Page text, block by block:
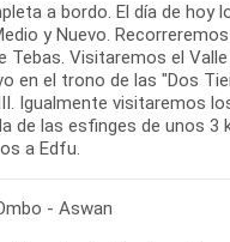
a bordo. El día de hoy
y Nuevo.
Tebas. Visitaremos el
en el trono de las "Dos
Igualmente visitaremos
de las esfinges de unos 3
a Edfu.
- Aswan